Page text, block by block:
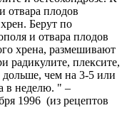
отвара плодов
Берут по
и отвара плодов
хрена, размешивают
радикулите, плексите,
чем на 3-5 или
в неделю. " –
1996 (из рецептов